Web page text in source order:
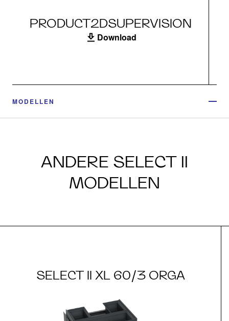
PRODUCT2DSUPERVISION
Download
MODELLEN
ANDERE SELECT II
MODELLEN
SELECT II XL 60/3 ORGA